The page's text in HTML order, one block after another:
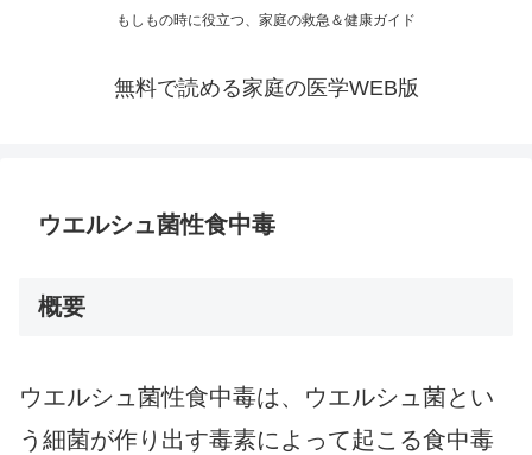
もしもの時に役立つ、家庭の救急＆健康ガイド
無料で読める家庭の医学WEB版
ウエルシュ菌性食中毒
概要
ウエルシュ菌性食中毒は、ウエルシュ菌とい
う細菌が作り出す毒素によって起こる食中毒